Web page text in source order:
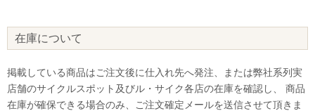
在庫について
掲載している商品はご注文後に仕入れ先へ発注、または弊社系列実
店舗のサイクルスポット及びル・サイク各店の在庫を確認し、 商品
在庫が確保できる場合のみ、ご注文確定メールを送信させて頂きま